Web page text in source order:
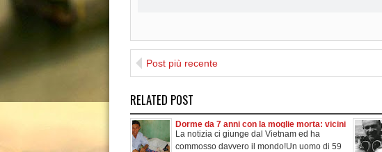
Post più recente
RELATED POST
Dorme da 7 anni con la moglie morta: vicini
spaventati. Guarda le immagini.
La notizia ci giunge dal Vietnam ed ha
commosso davvero il mondo!Un uomo di 59